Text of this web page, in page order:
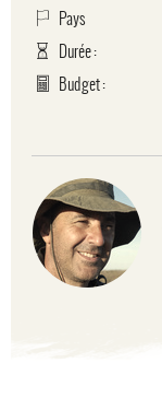
Pays
Durée :
Budget :